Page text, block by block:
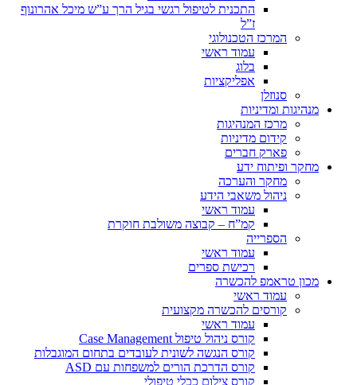
התכנית לטיפול רגשי בגיל הרך ע”ש מיכל אהרונוף
ז”ל
המרכז הטכנולוגי
עמוד ראשי
בלוג
אפליקציות
סנוזלן
מנהיגות ומדיניות
מרכז המנהיגות
קידום מדיניות
פארק חברים
מחקר ופיתוח ידע
מחקר והערכה
ניהול משאבי הידע
עמוד ראשי
קמ”ח – קבוצה משולבת חוקרת
הספרייה
עמוד ראשי
רכישת ספרים
מכון טראמפ להכשרה
עמוד ראשי
קורסים להכשרה מקצועית
עמוד ראשי
קורס ניהול טיפול Case Management
קורס הנגשה לשונית לעובדים בתחום המוגבלות
קורס הדרכת הורים למשפחות עם ASD
קורס צילום ככלי טיפולי